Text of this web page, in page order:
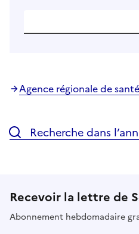
Agence régionale de
Recherche dans
Recevoir la lettre de
Abonnement hebdomadaire